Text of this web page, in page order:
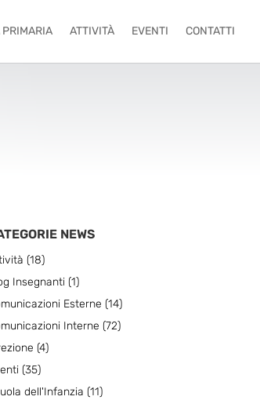
ATTIVITÀ EVENTI CONTATTI
NEWS
(18)
Insegnanti(1)
Esterne (14)
Interne (72)
(4)
(35)
dell'Infanzia (11)